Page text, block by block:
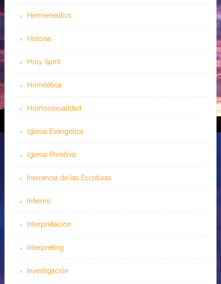
Hermeneutics
Historia
Holy Spirit
Homilética
Homosexualidad
Iglesia Evangélica
Iglesia Primitiva
Inerrancia de las Escrituras
Infierno
Interpretación
Interpreting
Investigación